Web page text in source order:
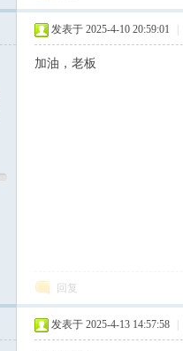
发表于 2025-4-10 20:59:01
加油，老板
回复
发表于 2025-4-13 14:57:58